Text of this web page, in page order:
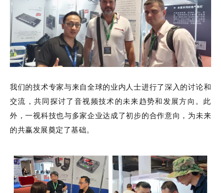
我们的技术专家与来自全球的业内人士进行了深入的讨论和
交流，共同探讨了音视频技术的未来趋势和发展方向。此
外，一视科技也与多家企业达成了初步的合作意向，为未来
的共赢发展奠定了基础。